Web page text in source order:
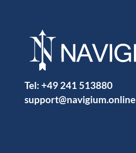
Tel: +49 241 513880
support@navigium.online